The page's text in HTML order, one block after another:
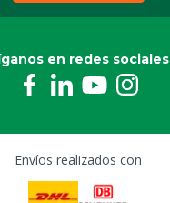
en redes sociales
Envíos realizados con